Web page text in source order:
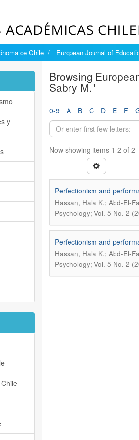
de Chile European Journal of
Browsing
Sabry M."
0-9 A B C D E F
Now showing items 1-2 of 2
Perfectionism and
Hassan, Hala K.; Abd-El-
Psychology; Vol. 5 No. 2
Perfectionism and
Hassan, Hala K.; Abd-El-
Psychology; Vol. 5 No. 2
y